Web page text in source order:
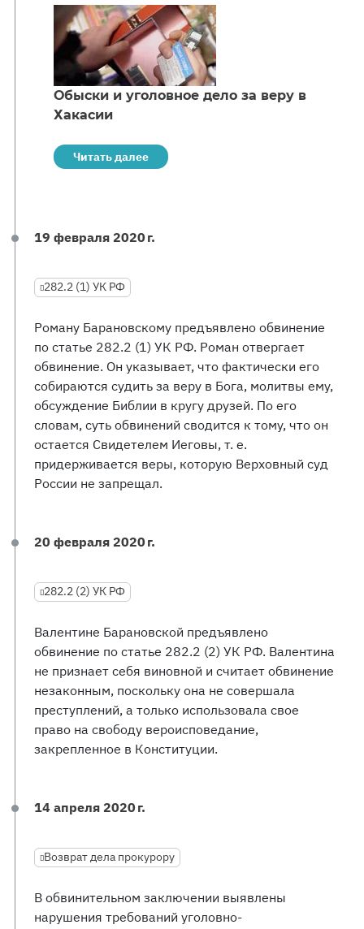
Обыски и уголовное дело за веру в
Хакасии
Читать далее
19 февраля 2020 г.
282.2 (1) УК РФ
Роману Барановскому предъявлено обвинение
по статье 282.2 (1) УК РФ. Роман отвергает
обвинение. Он указывает, что фактически его
собираются судить за веру в Бога, молитвы ему,
обсуждение Библии в кругу друзей. По его
словам, суть обвинений сводится к тому, что он
остается Свидетелем Иеговы, т. е.
придерживается веры, которую Верховный суд
России не запрещал.
20 февраля 2020 г.
282.2 (2) УК РФ
Валентине Барановской предъявлено
обвинение по статье 282.2 (2) УК РФ. Валентина
не признает себя виновной и считает обвинение
незаконным, поскольку она не совершала
преступлений, а только использовала свое
право на свободу вероисповедание,
закрепленное в Конституции.
14 апреля 2020 г.
Возврат дела прокурору
В обвинительном заключении выявлены
нарушения требований уголовно-